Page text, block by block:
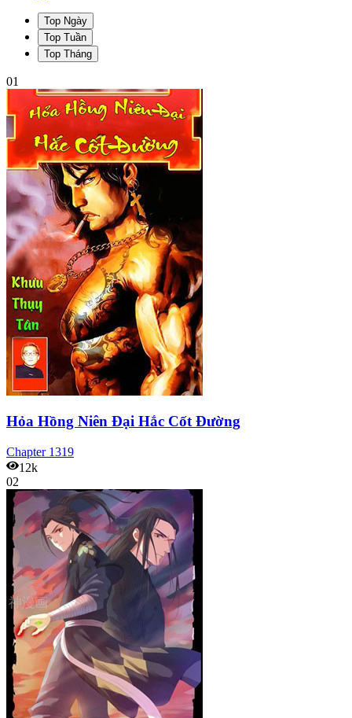
Top Ngày
Top Tuần
Top Tháng
01
Hỏa Hồng Niên Đại Hắc Cốt Đường
Chapter 1319
12k
02